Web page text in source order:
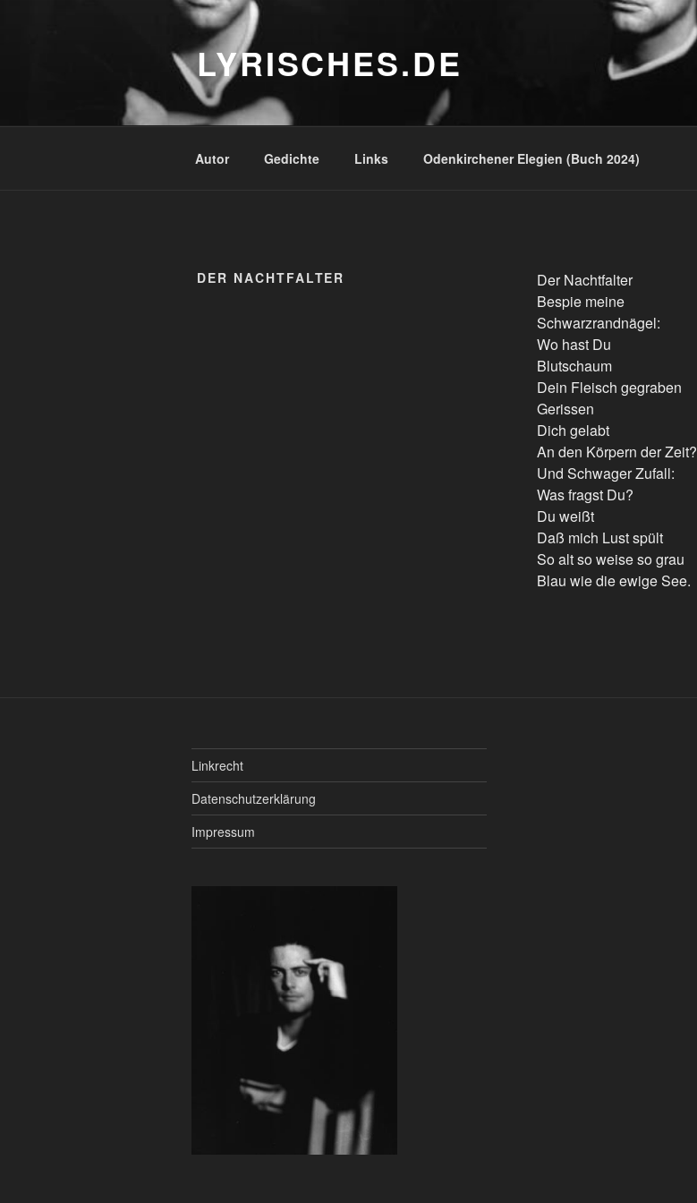
LYRISCHES.DE
Autor Gedichte Links Odenkirchener Elegien (Buch 2024)
DER NACHTFALTER
Der Nachtfalter
Bespie meine
Schwarzrandnägel:
Wo hast Du
Blutschaum
Dein Fleisch gegraben
Gerissen
Dich gelabt
An den Körpern der Zeit?
Und Schwager Zufall:
Was fragst Du?
Du weißt
Daß mich Lust spült
So alt so weise so grau
Blau wie die ewige See.
Linkrecht
Datenschutzerklärung
Impressum